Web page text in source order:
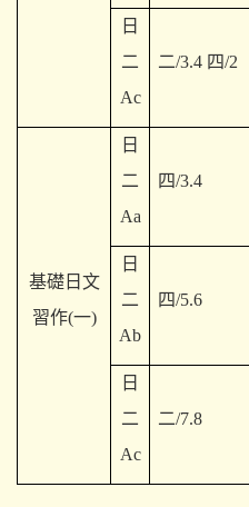
日
二
Ac
二/3.4 四/2
基礎日文
習作(一)
日
二
Aa
四/3.4
日
二
Ab
四/5.6
日
二
Ac
二/7.8